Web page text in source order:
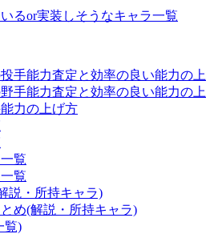
るor実装しそうなキャラ一覧
手能力査定と効率の良い能力の
手能力査定と効率の良い能力の
力の上げ方
覧
覧
説・所持キャラ)
め(解説・所持キャラ)
覧)